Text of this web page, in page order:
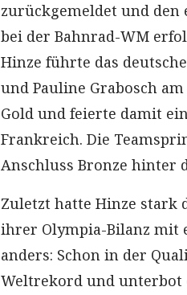
zurückgemeldet und
bei der Bahnrad-WM
Hinze führte das
und Pauline Grabosch
Gold und feierte damit
Frankreich. Die
Anschluss Bronze hinter
Zuletzt hatte Hinze stark
ihrer Olympia-Bilanz mit
anders: Schon in der
Weltrekord und unterbot